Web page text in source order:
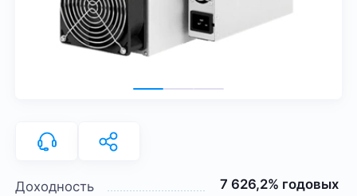
Доходность
7 626,2% годовых